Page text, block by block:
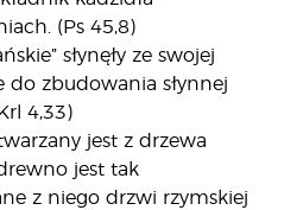
(Ps 45,8)
słynęły ze swojej
do zbudowania słynnej
4,33)
jest z drzewa
jest tak
z niego drzwi rzymskiej